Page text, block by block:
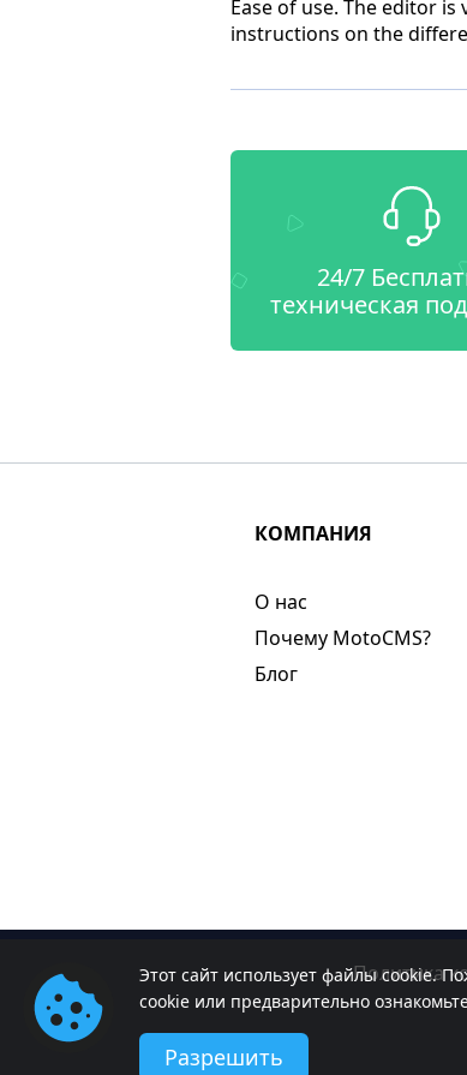
Ease of use. The editor
instructions on the
24/7
техническая
Этот сайт использует файлы cookie.
cookie или предварительно
Разрешить
КОМПАНИЯ
О нас​
Почему MotoCMS?
Блог
Политика